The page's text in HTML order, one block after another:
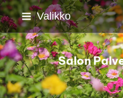
Siirry
sivun
sisältöön
Valikko
Salon